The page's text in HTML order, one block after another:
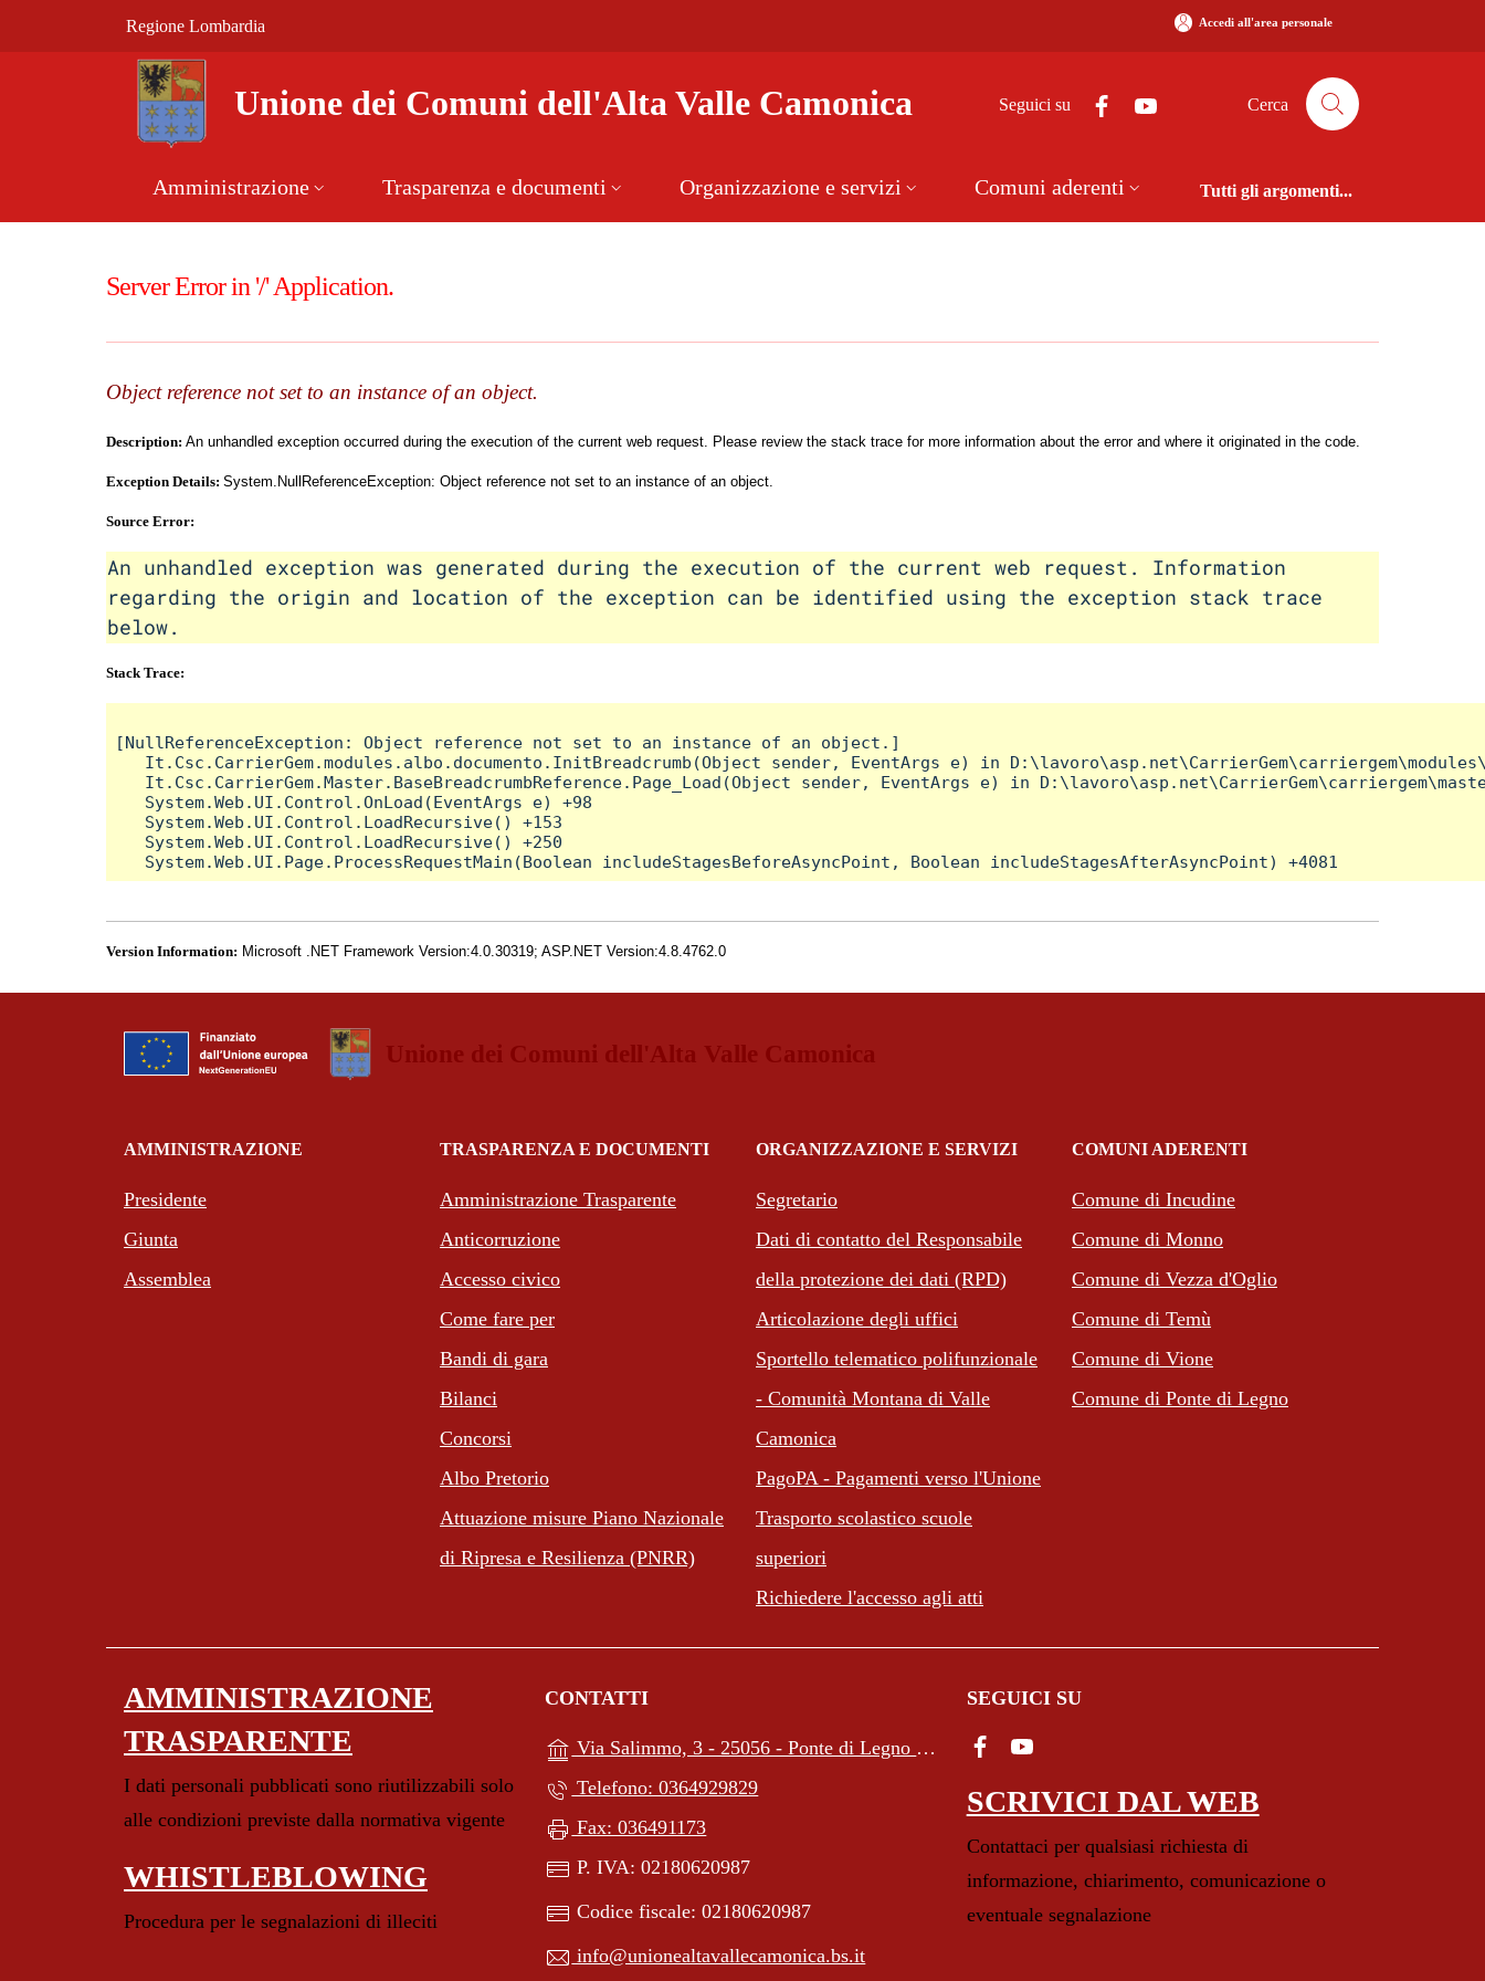
Unione dei Comuni dell'Alta Valle Camonica
Regione Lombardia Accedi all'area personale
Unione dei Comuni dell'Alta Valle Camonica Seguici su Cerca
Amministrazione Trasparenza e documenti Organizzazione e servizi Comuni aderenti Tutti gli argomenti...
Server Error in '/' Application.
Object reference not set to an instance of an object.
Description: An unhandled exception occurred during the execution of the current web request. Please review the stack trace for more information about the error and where it originated in the code.
Exception Details: System.NullReferenceException: Object reference not set to an instance of an object.
Source Error:
An unhandled exception was generated during the execution of the current web request. Information
regarding the origin and location of the exception can be identified using the exception stack trace
below.
Stack Trace:
[NullReferenceException: Object reference not set to an instance of an object.]
It.Csc.CarrierGem.modules.albo.documento.InitBreadcrumb(Object sender, EventArgs e) in
It.Csc.CarrierGem.Master.BaseBreadcrumbReference.Page_Load(Object sender, EventArgs e) in
   System.Web.UI.Control.OnLoad(EventArgs e) +98
   System.Web.UI.Control.LoadRecursive() +153
   System.Web.UI.Control.LoadRecursive() +250
Version Information: Microsoft .NET Framework Version:4.0.30319; ASP.NET Version:4.8.4762.0
Unione dei Comuni dell'Alta Valle Camonica
AMMINISTRAZIONE
Presidente
Giunta
Assemblea
TRASPARENZA E DOCUMENTI
Amministrazione Trasparente
Anticorruzione
Accesso civico
Come fare per
Bandi di gara
Bilanci
Concorsi
Albo Pretorio
Attuazione misure Piano Nazionale
di Ripresa e Resilienza (PNRR)
ORGANIZZAZIONE E SERVIZI
Segretario
Dati di contatto del Responsabile
della protezione dei dati (RPD)
Articolazione degli uffici
Sportello telematico polifunzionale
- Comunità Montana di Valle
Camonica
PagoPA - Pagamenti verso l'Unione
Trasporto scolastico scuole
superiori
Richiedere l'accesso agli atti
COMUNI ADERENTI
Comune di Incudine
Comune di Monno
Comune di Vezza d'Oglio
Comune di Temù
Comune di Vione
Comune di Ponte di Legno
AMMINISTRAZIONE
TRASPARENTE
I dati personali pubblicati sono riutilizzabili solo
alle condizioni previste dalla normativa vigente
WHISTLEBLOWING
Procedura per le segnalazioni di illeciti
CONTATTI
Via Salimmo, 3 - 25056 - Ponte di Legno (BS) (apre in un'altra scheda).
Telefono: 0364929829
Fax: 036491173
P. IVA: 02180620987
Codice fiscale: 02180620987
info@unionealtavallecamonica.bs.it
SEGUICI SU
SCRIVICI DAL WEB
Contattaci per qualsiasi richiesta di
informazione, chiarimento, comunicazione o
eventuale segnalazione